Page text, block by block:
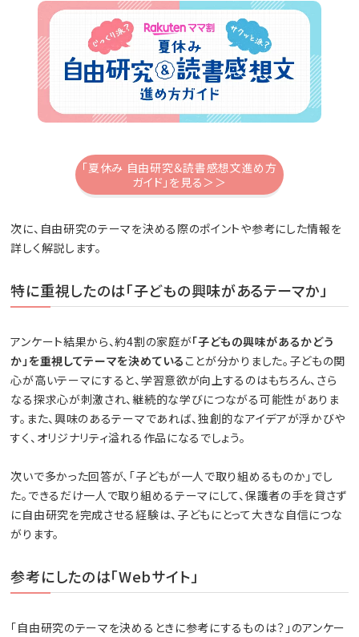
「夏休み 自由研究＆読書感想文進め方
ガイド」を見る＞＞
次に、自由研究のテーマを決める際のポイントや参考にした情報を
詳しく解説します。
特に重視したのは「子どもの興味があるテーマか」
アンケート結果から、約4割の家庭が「子どもの興味があるかどう
か」を重視してテーマを決めている ことが分かりました。子どもの関
心が高いテーマにすると、学習意欲が向上するのはもちろん、さら
なる探求心が刺激され、継続的な学びにつながる可能性がありま
す。また、興味のあるテーマであれば、独創的なアイデアが浮かびや
すく、オリジナリティ溢れる作品になるでしょう。
次いで多かった回答が、「子どもが一人で取り組めるものか」でし
た。できるだけ一人で取り組めるテーマにして、保護者の手を貸さず
に自由研究を完成させる経験は、子どもにとって大きな自信につな
がります。
参考にしたのは「Webサイト」
「自由研究のテーマを決めるときに参考にするものは？」のアンケー